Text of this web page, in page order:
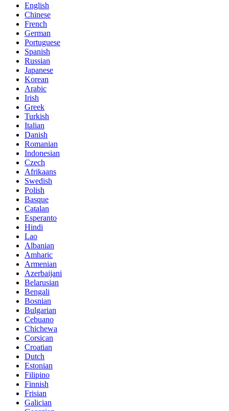
English
Chinese
French
German
Portuguese
Spanish
Russian
Japanese
Korean
Arabic
Irish
Greek
Turkish
Italian
Danish
Romanian
Indonesian
Czech
Afrikaans
Swedish
Polish
Basque
Catalan
Esperanto
Hindi
Lao
Albanian
Amharic
Armenian
Azerbaijani
Belarusian
Bengali
Bosnian
Bulgarian
Cebuano
Chichewa
Corsican
Croatian
Dutch
Estonian
Filipino
Finnish
Frisian
Galician